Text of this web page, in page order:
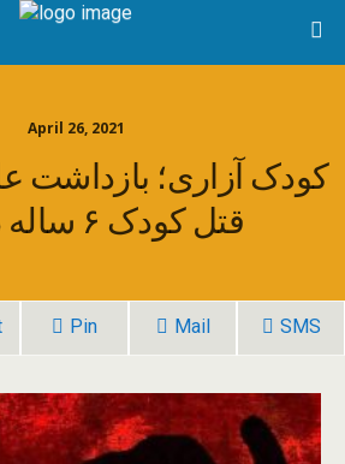
April 26, 2021
کودک آزاری؛ بازداشت
قتل کودک ۶ ساله در کرج
Pin Mail SMS